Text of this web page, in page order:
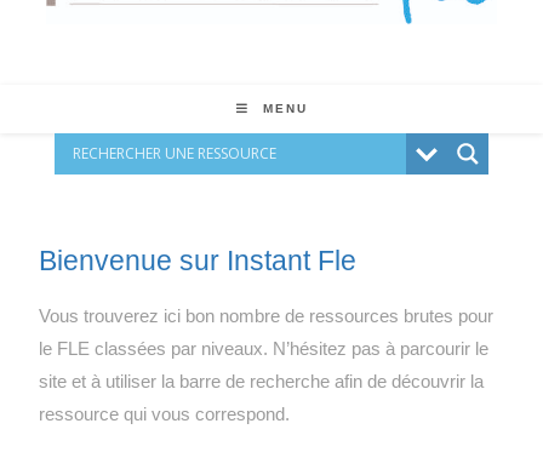
MENU
Bienvenue sur Instant Fle
Vous trouverez ici bon nombre de ressources brutes pour
le FLE classées par niveaux. N’hésitez pas à parcourir le
site et à utiliser la barre de recherche afin de découvrir la
ressource qui vous correspond.